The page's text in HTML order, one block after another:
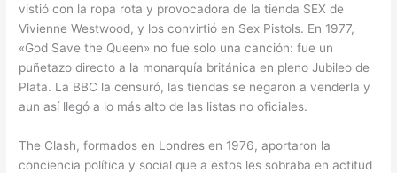
vistió con la ropa rota y provocadora de la tienda SEX de
Vivienne Westwood, y los convirtió en Sex Pistols. En 1977,
«God Save the Queen» no fue solo una canción: fue un
puñetazo directo a la monarquía británica en pleno Jubileo de
Plata. La BBC la censuró, las tiendas se negaron a venderla y
aun así llegó a lo más alto de las listas no oficiales.
The Clash, formados en Londres en 1976, aportaron la
conciencia política y social que a estos les sobraba en actitud